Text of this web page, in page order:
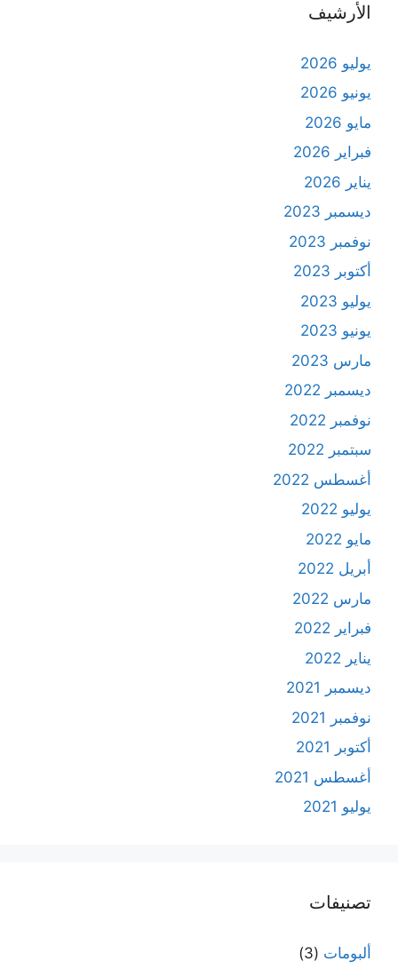
الأرشيف
يوليو 2026
يونيو 2026
مايو 2026
فبراير 2026
يناير 2026
ديسمبر 2023
نوفمبر 2023
أكتوبر 2023
يوليو 2023
يونيو 2023
مارس 2023
ديسمبر 2022
نوفمبر 2022
سبتمبر 2022
أغسطس 2022
يوليو 2022
مايو 2022
أبريل 2022
مارس 2022
فبراير 2022
يناير 2022
ديسمبر 2021
نوفمبر 2021
أكتوبر 2021
أغسطس 2021
يوليو 2021
تصنيفات
ألبومات (3)